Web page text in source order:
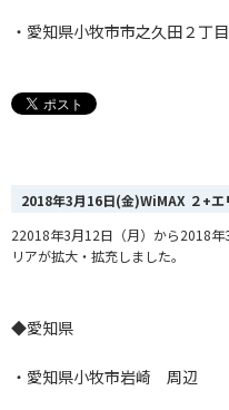
・愛知県小牧市市之久田２丁
2018年3月16日(金)WiMAX ２+エ
22018年3月12日（月）から2018
リアが拡大・拡充しました。
◆愛知県
・愛知県小牧市岩崎 周辺